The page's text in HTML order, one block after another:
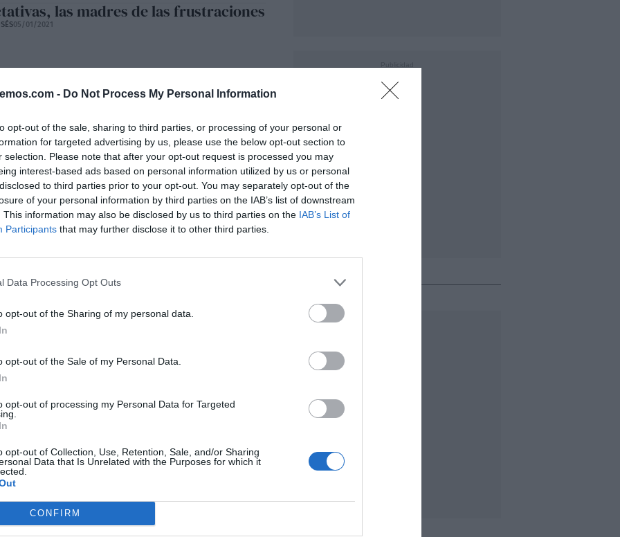
- Do Not Process My Personal Information
opt-out of the sale, sharing to third parties, or processing of your personal or
for targeted advertising by us, please use the below opt-out section to
selection. Please note that after your opt-out request is processed you may
interest-based ads based on personal information utilized by us or personal
to third parties prior to your opt-out. You may separately opt-out of the
of your personal information by third parties on the IAB’s list of downstream
This information may also be disclosed by us to third parties on the IAB’s List of
Participants that may further disclose it to other third parties.
Data Processing Opt Outs
opt-out of the Sharing of my personal data.
opt-out of the Sale of my Personal Data.
opt-out of processing my Personal Data for Targeted
opt-out of Collection, Use, Retention, Sale, and/or Sharing
Data that Is Unrelated with the Purposes for which it
CONFIRM
las madres de las frustraciones
05/01/2021
define tu 2020?
24/12/2020
15/12/2020
08/12/2020
a morir
08/12/2020
Lo + leído